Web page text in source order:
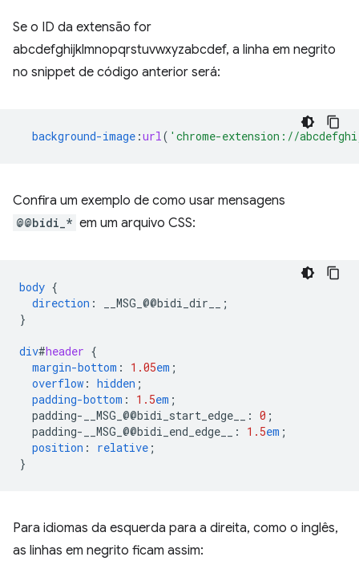
Se o ID da extensão for
abcdefghijklmnopqrstuvwxyzabcdef, a linha em negrito
no snippet de código anterior será:
background-image :url( 'chrome-extension://
Confira um exemplo de como usar mensagens
@@bidi_* em um arquivo CSS:
body {
direction : __MSG_ @@bidi_dir__
;
}
div#header {
margin-bottom : 1.05em ;
overflow : hidden ;
padding-bottom : 1.5em ;
padding-__MSG_@@bidi_start_edge__ : 0 ;
padding-__MSG_@@bidi_end_edge__ : 1.5em ;
position : relative ;
}
Para idiomas da esquerda para a direita, como o inglês,
as linhas em negrito ficam assim: